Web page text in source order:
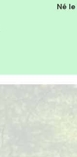
Né le